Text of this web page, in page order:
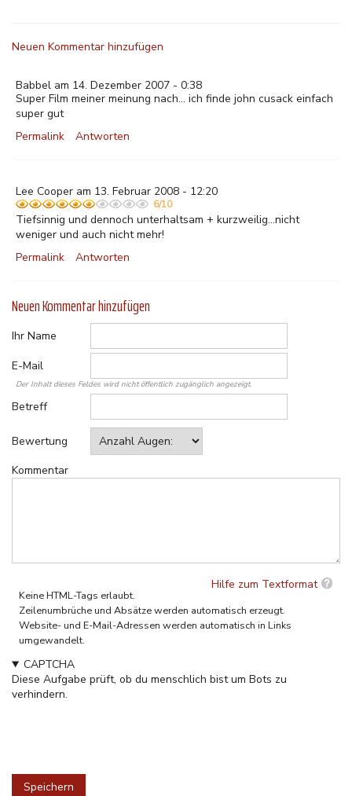
Neuen Kommentar hinzufügen
Babbel am 14. Dezember 2007 - 0:38
Super Film meiner meinung nach... ich finde john cusack einfach
super gut
Permalink
Antworten
Lee Cooper am 13. Februar 2008 - 12:20
6/10
Tiefsinnig und dennoch unterhaltsam + kurzweilig...nicht
weniger und auch nicht mehr!
Permalink
Antworten
Neuen Kommentar hinzufügen
Ihr Name
E-Mail
Der Inhalt dieses Feldes wird nicht öffentlich zugänglich angezeigt.
Betreff
Bewertung
Kommentar
Hilfe zum Textformat
Keine HTML-Tags erlaubt.
Zeilenumbrüche und Absätze werden automatisch erzeugt.
Website- und E-Mail-Adressen werden automatisch in Links
umgewandelt.
CAPTCHA
Diese Aufgabe prüft, ob du menschlich bist um Bots zu
verhindern.